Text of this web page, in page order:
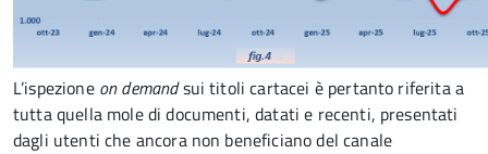
L’ispezione on demandsui titoli cartacei è pertanto riferita a
tutta quella mole di documenti, datati e recenti, presentati
dagli utenti che ancora non beneficiano del canale